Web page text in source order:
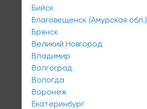
Бийск
Благовещенск (Амурская обл.)
Брянск
Великий Новгород
Владимир
Волгоград
Вологда
Воронеж
Екатеринбург